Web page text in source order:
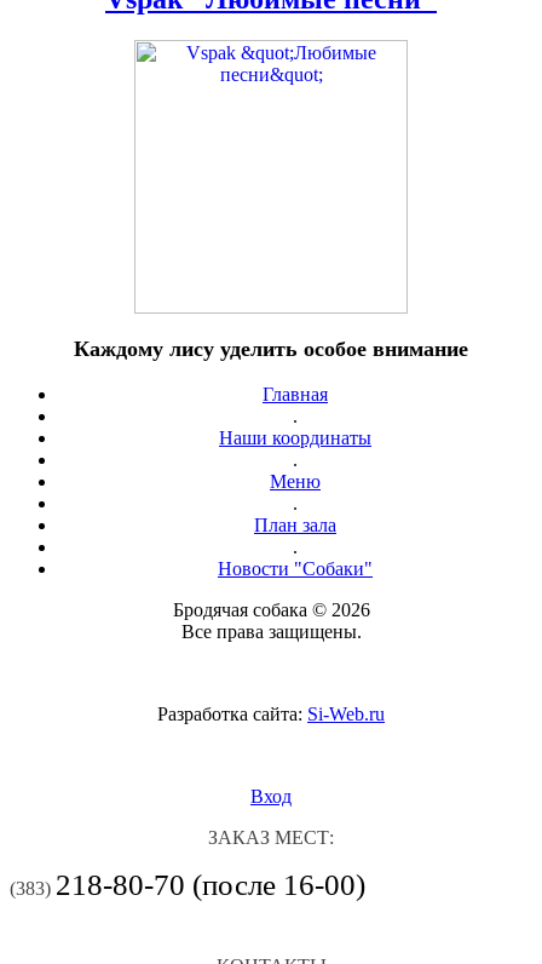
Каждому лису уделить особое внимание
Главная
.
Наши координаты
.
Меню
.
План зала
.
Новости "Собаки"
Бродячая собака © 2026
Все права защищены.
Разработка сайта: Si-Web.ru
Вход
ЗАКАЗ МЕСТ:
(383) 218-80-70 (после 16-00)